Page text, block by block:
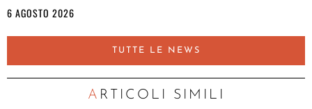
6 AGOSTO 2026
TUTTE LE NEWS
ARTICOLI SIMILI